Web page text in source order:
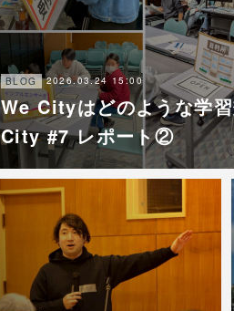
BLOG 2026.03.24 15:00
We Cityはどのような学
City #7 レポート②